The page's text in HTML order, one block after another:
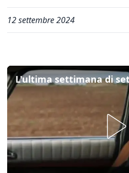
12 settembre 2024